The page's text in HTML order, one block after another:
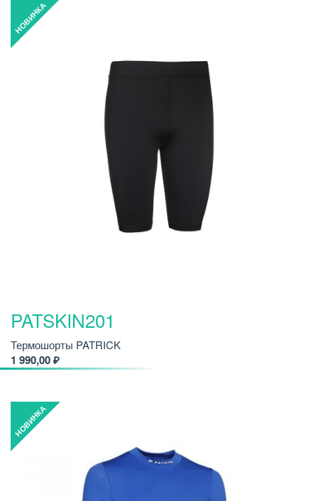
PATSKIN201
Термошорты PATRICK
1 990,00 ₽